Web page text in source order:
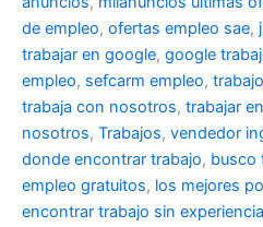
de empleo, ofertas empleo sae,
trabajar en google, google
empleo, sefcarm empleo,
trabaja con nosotros, trabajar
nosotros, Trabajos, vendedor
donde encontrar trabajo, busco
empleo gratuitos, los mejores
encontrar trabajo sin experiencia